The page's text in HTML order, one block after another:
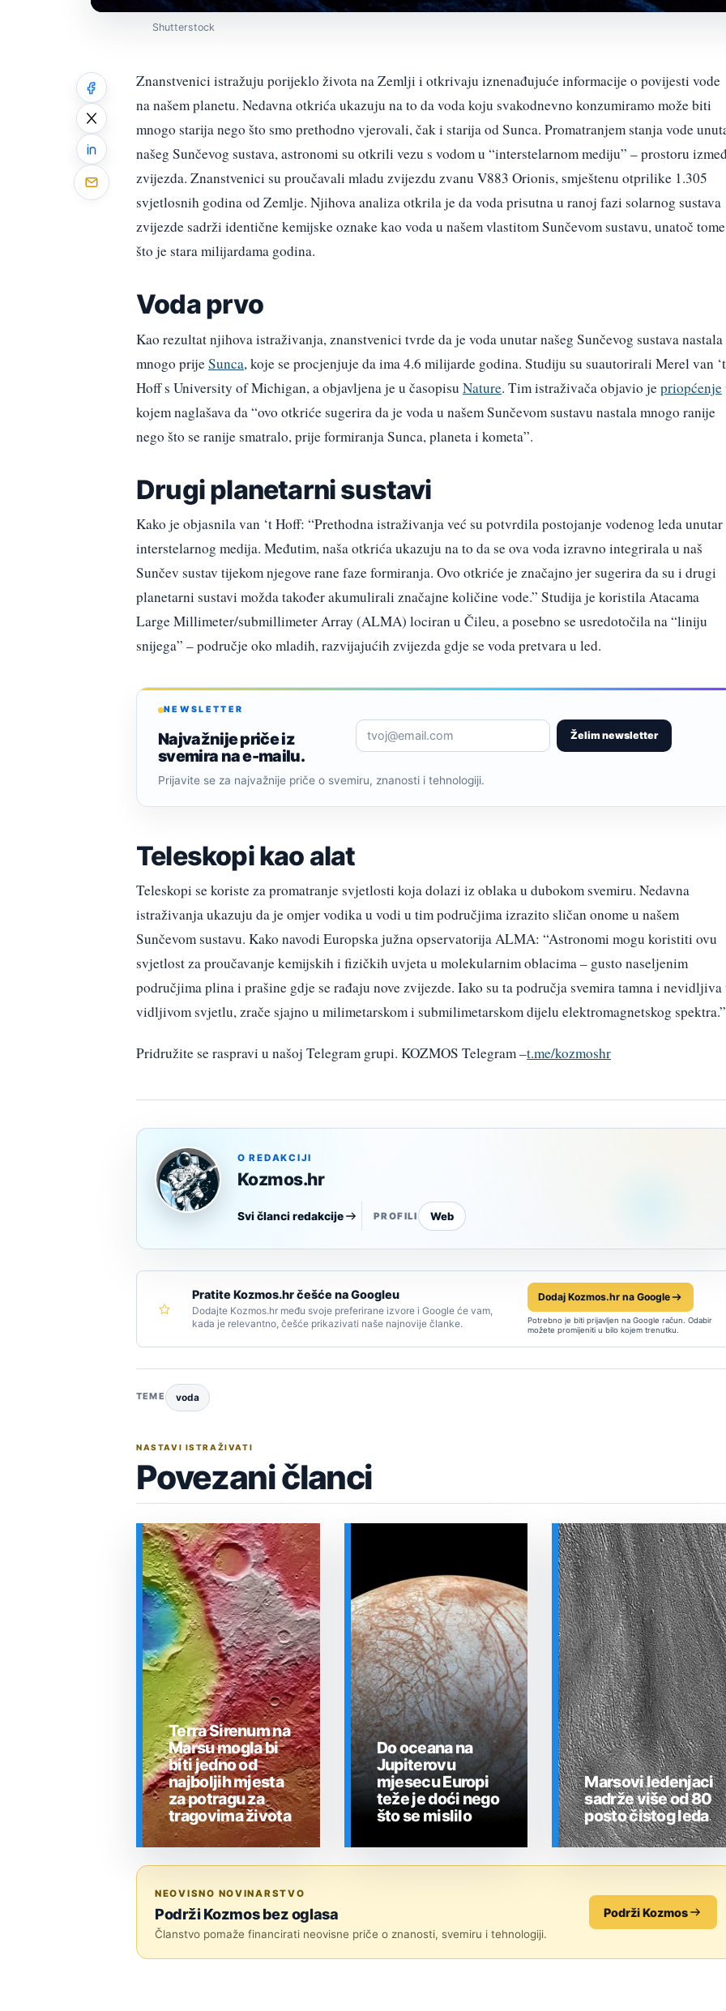
Shutterstock
Znanstvenici istražuju porijeklo života na Zemlji i otkrivaju iznenađujuće informacije o povijesti vode
na našem planetu. Nedavna otkrića ukazuju na to da voda koju svakodnevno konzumiramo može biti
mnogo starija nego što smo prethodno vjerovali, čak i starija od Sunca. Promatranjem stanja vode
našeg Sunčevog sustava, astronomi su otkrili vezu s vodom u “interstelarnom mediju” – prostoru
zvijezda. Znanstvenici su proučavali mladu zvijezdu zvanu V883 Orionis, smještenu otprilike 1.305
svjetlosnih godina od Zemlje. Njihova analiza otkrila je da voda prisutna u ranoj fazi solarnog sustava
zvijezde sadrži identične kemijske oznake kao voda u našem vlastitom Sunčevom sustavu, unatoč tome
što je stara milijardama godina.
Voda prvo
Kao rezultat njihova istraživanja, znanstvenici tvrde da je voda unutar našeg Sunčevog sustava nastala
mnogo prijeSunca, koje se procjenjuje da ima 4.6 milijarde godina. Studiju su suautorirali Merel van ‘t
Hoff s University of Michigan, a objavljena je u časopisu Nature. Tim istraživača objavio jepriopćenje
kojem naglašava da “ovo otkriće sugerira da je voda u našem Sunčevom sustavu nastala mnogo ranije
nego što se ranije smatralo, prije formiranja Sunca, planeta i kometa”.
Drugi planetarni sustavi
Kako je objasnila van ‘t Hoff: “Prethodna istraživanja već su potvrdila postojanje vodenog leda unutar
interstelarnog medija. Međutim, naša otkrića ukazuju na to da se ova voda izravno integrirala u naš
Sunčev sustav tijekom njegove rane faze formiranja. Ovo otkriće je značajno jer sugerira da su i drugi
planetarni sustavi možda također akumulirali značajne količine vode.” Studija je koristila Atacama
Large Millimeter/submillimeter Array (ALMA) lociran u Čileu, a posebno se usredotočila na “liniju
snijega” – područje oko mladih, razvijajućih zvijezda gdje se voda pretvara u led.
NEWSLETTER
Najvažnije priče iz
svemira na e-mailu.
Želim newsletter
Prijavite se za najvažnije priče o svemiru, znanosti i tehnologiji.
Teleskopi kao alat
Teleskopi se koriste za promatranje svjetlosti koja dolazi iz oblaka u dubokom svemiru. Nedavna
istraživanja ukazuju da je omjer vodika u vodi u tim područjima izrazito sličan onome u našem
Sunčevom sustavu. Kako navodi Europska južna opservatorija ALMA: “Astronomi mogu koristiti ovu
svjetlost za proučavanje kemijskih i fizičkih uvjeta u molekularnim oblacima – gusto naseljenim
područjima plina i prašine gdje se rađaju nove zvijezde. Iako su ta područja svemira tamna i nevidljiva
vidljivom svjetlu, zrače sjajno u milimetarskom i submilimetarskom dijelu elektromagnetskog spektra.”
Pridružite se raspravi u našoj Telegram grupi. KOZMOS Telegram –t.me/kozmoshr
O REDAKCIJI
Kozmos.hr
Svi članci redakcije PROFILI Web
Pratite Kozmos.hr češće na Googleu
Dodajte Kozmos.hr među svoje preferirane izvore i Google će vam,
kada je relevantno, češće prikazivati naše najnovije članke.
Dodaj Kozmos.hr na Google
Potrebno je biti prijavljen na Google račun. Odabir
možete promijeniti u bilo kojem trenutku.
TEME voda
NASTAVI ISTRAŽIVATI
Povezani članci
Terra Sirenum na
Marsu mogla bi
biti jedno od
najboljih mjesta
za potragu za
tragovima života
Do oceana na
Jupiterovu
mjesecu Europi
teže je doći nego
što se mislilo
Marsovi ledenjaci
sadrže više od 80
posto čistog leda
NEOVISNO NOVINARSTVO
Podrži Kozmos bez oglasa
Članstvo pomaže financirati neovisne priče o znanosti, svemiru i tehnologiji.
Podrži Kozmos